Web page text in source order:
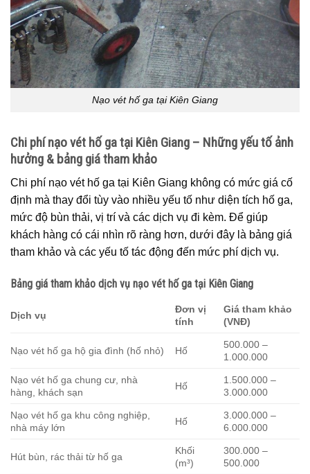
Nạo vét hố ga tại Kiên Giang
Chi phí nạo vét hố ga tại Kiên Giang – Những yếu tố ảnh
hưởng & bảng giá tham khảo
Chi phí nạo vét hố ga tại Kiên Giang không có mức giá cố
định mà thay đổi tùy vào nhiều yếu tố như diện tích hố ga,
mức độ bùn thải, vị trí và các dịch vụ đi kèm. Để giúp
khách hàng có cái nhìn rõ ràng hơn, dưới đây là bảng giá
tham khảo và các yếu tố tác động đến mức phí dịch vụ.
Bảng giá tham khảo dịch vụ nạo vét hố ga tại Kiên Giang
Dịch vụ
Đơn vị
tính
Giá tham khảo
(VNĐ)
Nạo vét hố ga hộ gia đình (hố nhỏ) Hố
500.000 –
1.000.000
Nạo vét hố ga chung cư, nhà
hàng, khách sạn
Hố
1.500.000 –
3.000.000
Nạo vét hố ga khu công nghiệp,
nhà máy lớn
Hố
3.000.000 –
6.000.000
Hút bùn, rác thải từ hố ga
Khối
(m³)
300.000 –
500.000